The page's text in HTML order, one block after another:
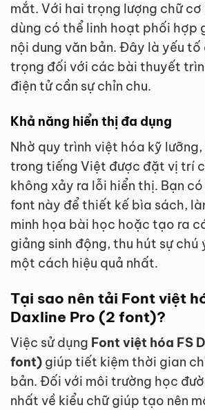
mắt. Với hai trọng lượng chữ cơ
dùng có thể linh hoạt phối hợp
nội dung văn bản. Đây là yếu tố
trọng đối với các bài thuyết
điện tử cần sự chỉn chu.
Khả năng hiển thị đa dụng
Nhờ quy trình việt hóa kỹ
trong tiếng Việt được đặt vị trí
không xảy ra lỗi hiển thị. Bạn
font này để thiết kế bìa sách,
minh họa bài học hoặc tạo ra
giảng sinh động, thu hút sự chú
một cách hiệu quả nhất.
Tại sao nên tải Font việt
Daxline Pro (2 font)?
Việc sử dụng Font việt hóa FS
font) giúp tiết kiệm thời gian
bản. Đối với môi trường học
nhất về kiểu chữ giúp tạo nên